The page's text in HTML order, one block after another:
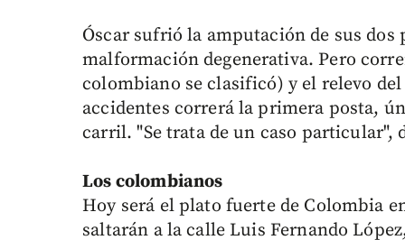
Óscar sufrió la amputación de sus
malformación degenerativa. Pero
colombiano se clasificó) y el relevo
accidentes correrá la primera posta,
carril. "Se trata de un caso
Los colombianos
Hoy será el plato fuerte de Colombia
saltarán a la calle Luis Fernando